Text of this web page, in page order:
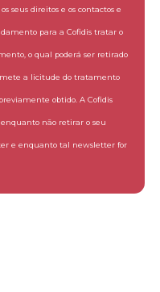
seus direitos e os contactos e
para a Cofidis tratar o
o qual poderá ser retirado
a licitude do tratamento
obtido. A Cofidis
não retirar o seu
e enquanto tal newsletter for